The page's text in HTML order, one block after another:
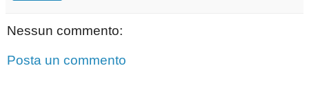
Nessun commento:
Posta un commento